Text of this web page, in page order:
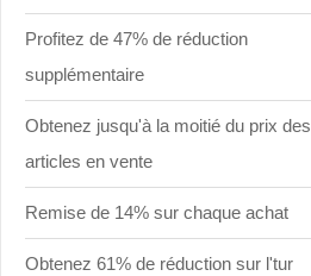
Profitez de 47% de réduction
supplémentaire
Obtenez jusqu'à la moitié du prix des
articles en vente
Remise de 14% sur chaque achat
Obtenez 61% de réduction sur l'tur